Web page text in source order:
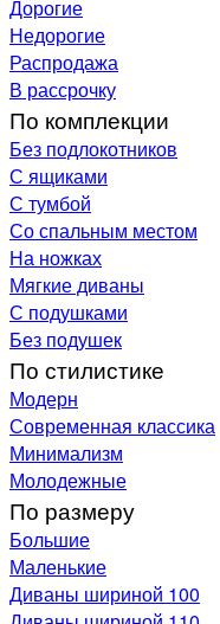
Дорогие
Недорогие
Распродажа
В рассрочку
По комплекции
Без подлокотников
С ящиками
С тумбой
Со спальным местом
На ножках
Мягкие диваны
С подушками
Без подушек
По стилистике
Модерн
Современная классика
Минимализм
Молодежные
По размеру
Большие
Маленькие
Диваны шириной 100